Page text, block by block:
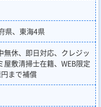
県、東海4県
無休、即日対応、クレジッ
屋敷清掃士在籍、WEB限定
まで補償